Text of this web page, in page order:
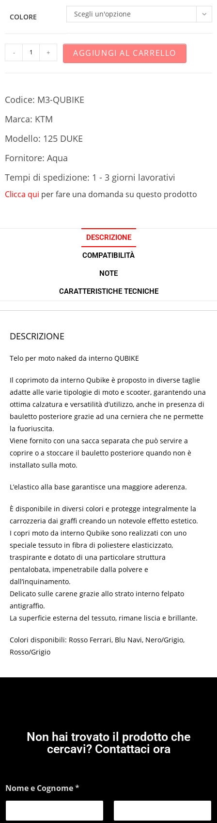
COLORE Scegli un'opzione
- + AGGIUNGI AL CARRELLO
Codice: M3-QUBIKE
Marca: KTM
Modello: 125 DUKE
Fornitore: Aqua
Tempi di spedizione: 1 - 3 giorni lavorativi
Clicca qui per fare una domanda su questo prodotto
DESCRIZIONE
COMPATIBILITÀ
NOTE
CARATTERISTICHE TECNICHE
DESCRIZIONE
Telo per moto naked da interno QUBIKE
Il coprimoto da interno Qubike è proposto in diverse taglie
adatte alle varie tipologie di moto e scooter, garantendo una
ottima calzatura e versatilità d’utilizzo, anche in presenza di
bauletto posteriore grazie ad una cerniera che ne permette
la fuoriuscita.
Viene fornito con una sacca separata che può servire a
coprire o a stoccare il bauletto posteriore quando non è
installato sulla moto.
L’elastico alla base garantisce una maggiore aderenza.
È disponibile in diversi colori e protegge integralmente la
carrozzeria dai graffi creando un notevole effetto estetico.
I copri moto da interno Qubike sono realizzati con uno
speciale tessuto in fibra di poliestere elasticizzato,
traspirante e dotato di una particolare struttura
pentalobata, impenetrabile dalla polvere e
dall’inquinamento.
Delicato sulle carene grazie allo strato interno felpato
antigraffio.
La superficie esterna del tessuto, rimane liscia e brillante.
Colori disponibili: Rosso Ferrari, Blu Navi, Nero/Grigio,
Rosso/Grigio
Non hai trovato il prodotto che
cercavi? Contattaci ora
Nome e Cognome*